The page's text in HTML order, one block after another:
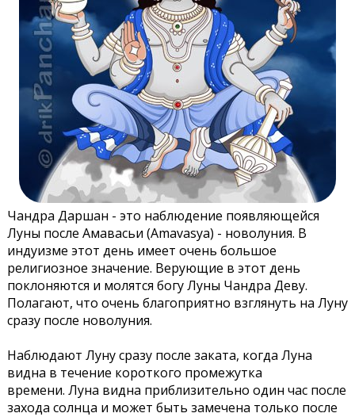
Чандра Даршан - это наблюдение появляющейся
Луны после Амавасьи (Amavasya) - новолуния. В
индуизме этот день имеет очень большое
религиозное значение. Верующие в этот день
поклоняются и молятся богу Луны Чандра Деву.
Полагают, что очень благоприятно взглянуть на Луну
сразу после новолуния.
Наблюдают Луну сразу после заката, когда Луна
видна в течение короткого промежутка
времени. Луна видна приблизительно один час после
захода солнца и может быть замечена только после